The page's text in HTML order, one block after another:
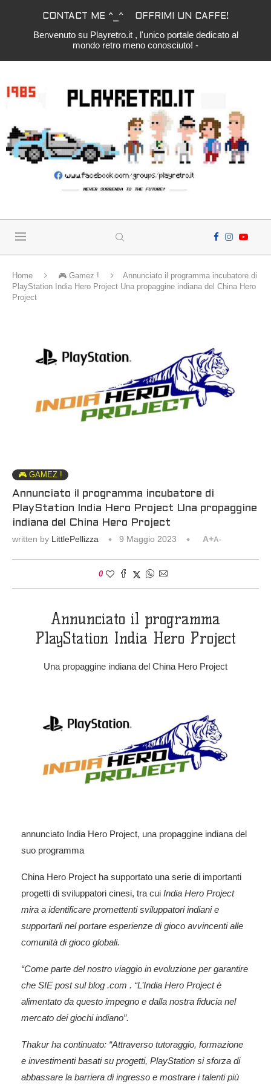
CONTACT ME ^_^ OFFRIMI UN CAFFE!
Benvenuto su Playretro.it , l'unico portale dedicato al
mondo retro meno conosciuto! -
Home 🎮 Gamez !
Annunciato il programma incubatore di
PlayStation India Hero Project Una propaggine indiana del China Hero
Project
🎮 GAMEZ !
Annunciato il programma incubatore di
PlayStation India Hero Project Una propaggine
indiana del China Hero Project
written by LittlePellizza 9 Maggio 2023 A+A-
0
Annunciato il programma
PlayStation India Hero Project
Una propaggine indiana del China Hero Project
annunciato India Hero Project, una propaggine indiana del
suo programma
China Hero Project ha supportato una serie di importanti
progetti di sviluppatori cinesi, tra cui India Hero Project
mira a identificare promettenti sviluppatori indiani e
supportarli nel portare esperienze di gioco avvincenti alle
comunità di gioco globali.
“Come parte del nostro viaggio in evoluzione per garantire
che SIE post sul blog .com . “L’India Hero Project è
alimentato da questo impegno e dalla nostra fiducia nel
mercato dei giochi indiano”.
Thakur ha continuato: “Attraverso tutoraggio, formazione
e investimenti basati su progetti, PlayStation si sforza di
abbassare la barriera di ingresso e mostrare i talenti più